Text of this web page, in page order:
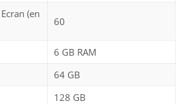
(en
60
6 GB RAM
64 GB
128 GB